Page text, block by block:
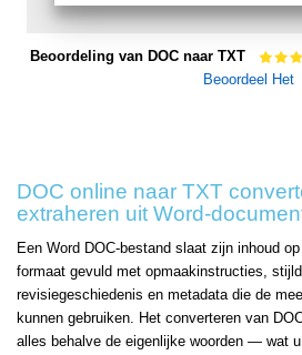
Beoordeling van DOC naar TXT
Beoordeel Het
DOC online naar TXT
extraheren uit Word-
Een Word DOC-bestand slaat zijn inhoud
formaat gevuld met opmaakinstructies,
revisiegeschiedenis en metadata die de
kunnen gebruiken. Het converteren van
alles behalve de eigenlijke woorden — wat